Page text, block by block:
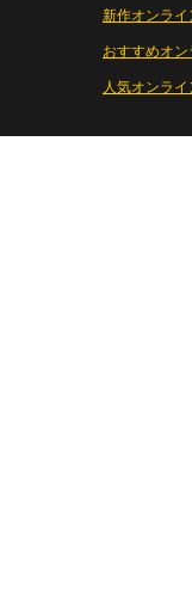
新作オンライ
おすすめオ
人気オンラ